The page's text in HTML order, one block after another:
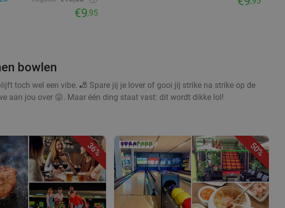
€9,95
bowlen
toch wel een vibe. 🎳 Spare jij je lover of gooi jij strike na strike op de
aan jou over 😜. Maar één ding staat vast: dit wordt dikke lol!
36% 50%